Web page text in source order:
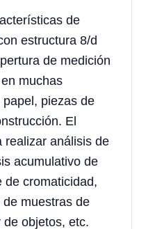
de
estructura 8/d
de medición
muchas
piezas de
El
realizar análisis de
acumulativo de
de cromaticidad,
muestras de
objetos, etc.